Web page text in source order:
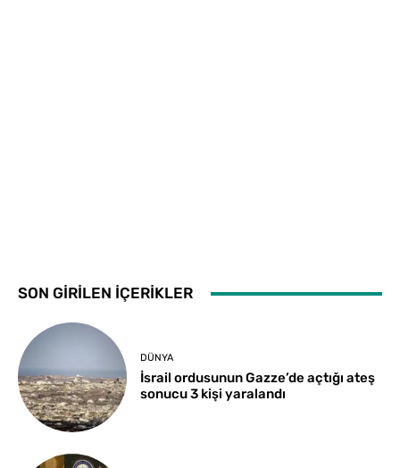
SON GİRİLEN İÇERİKLER
DÜNYA
İsrail ordusunun Gazze’de açtığı ateş
sonucu 3 kişi yaralandı